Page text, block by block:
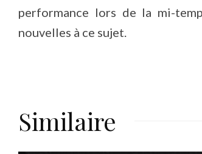
performance lors de la mi-
nouvelles à ce sujet.
Similaire